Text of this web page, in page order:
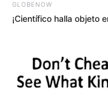
CORTES DE
EL CARMEN DE
GLOBENOW
¡Científico halla objeto